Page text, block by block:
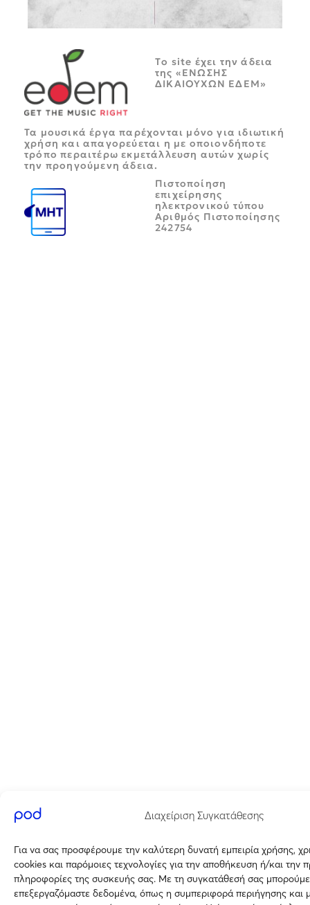
Διαχείριση Συγκατάθεσης
Για να σας προσφέρουμε την καλύτερη δυνατή εμπειρία χρήσης,
cookies και παρόμοιες τεχνολογίες για την αποθήκευση ή/και την
πληροφορίες της συσκευής σας. Με τη συγκατάθεσή σας
επεξεργαζόμαστε δεδομένα, όπως η συμπεριφορά περιήγησης και
Tο site έχει την άδεια
της «ΕΝΩΣΗΣ
ΔΙΚΑΙΟΥΧΩΝ ΕΔΕΜ»
Τα μουσικά έργα παρέχονται μόνο για ιδιωτική
χρήση και απαγορεύεται η με οποιονδήποτε
τρόπο περαιτέρω εκμετάλλευση αυτών χωρίς
την προηγούμενη άδεια.
Πιστοποίηση
επιχείρησης
ηλεκτρονικού τύπου
Αριθμός Πιστοποίησης
242754